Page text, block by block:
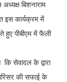
बिशनाराम
इस कार्यक्रम में
हुए पीबीएम में फैली
सेवादल के द्वारा
की सफाई के